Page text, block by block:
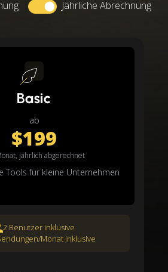
Jährliche Abrechnung
Basic
ab
$199
jährlich abgerechnet
Tools für kleine Unternehmen
2 Benutzer inklusive
Monat inklusive